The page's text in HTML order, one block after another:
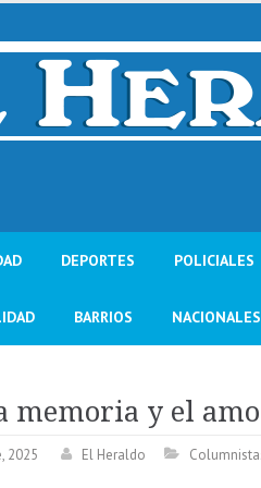
DEPORTES POLICIALES
BARRIOS NACIONALES
memoria y el
2025 El Heraldo